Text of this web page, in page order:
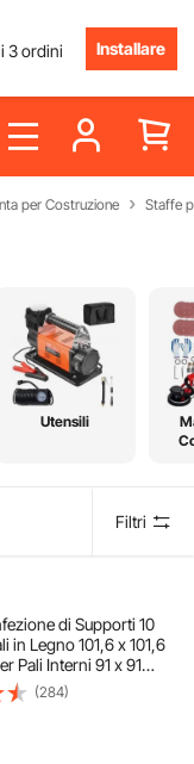
3 ordini
Installare
per Costruzione Staffe
Utensili
Filtri
di Supporti 10
in Legno 101,6 x 101,6
Pali Interni 91 x 91
a Carbonio per
in Legno Ringhiere,
Terrazze, Portici
(284)